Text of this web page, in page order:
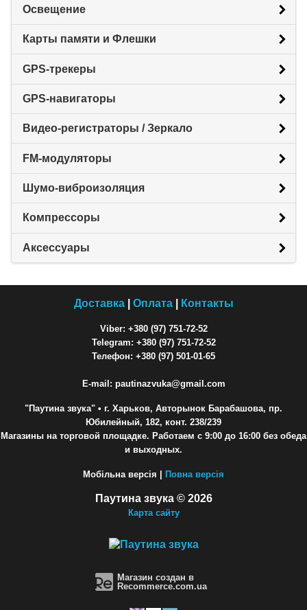
Освещение
Карты памяти и Флешки
GPS-трекеры
GPS-навигаторы
Видео-регистраторы / Зеркало
FM-модуляторы
Шумо-виброизоляция
Компрессоры
Аксессуары
Доставка| Оплата| Контакты
Viber: +380 (97) 751-72-52
Telegram: +380 (97) 751-72-52
Телефон: +380 (97) 501-01-65
E-mail: pautinazvuka@gmail.com
"Паутина звука" • г. Харьков, Авторынок Барабашова, пр.
Юбилейный, 182, конт. 238/239
Магазины на торговой площадке. Работаем с 9:00 до 16:00 без обеда
и выходных.
Мобільна версія | Повна версія
Паутина звука © 2026
Карта сайту
Магазин создан в
Recommerce.com.ua